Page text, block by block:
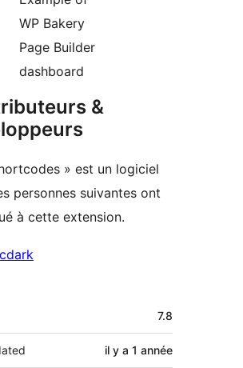
WP Bakery
Page Builder
dashboard
&
» est un logiciel
personnes suivantes ont
à cette extension.
7.8
il y a 1 année